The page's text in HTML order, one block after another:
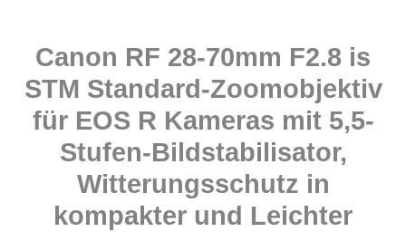
Canon RF 28-70mm F2.8 is
STM Standard-Zoomobjektiv
für EOS R Kameras mit 5,5-
Stufen-Bildstabilisator,
Witterungsschutz in
kompakter und Leichter